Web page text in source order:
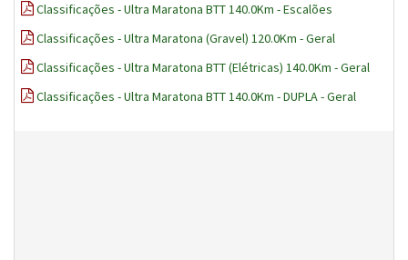
Classificações - Ultra Maratona BTT 140.0Km - Escalões
Classificações - Ultra Maratona (Gravel) 120.0Km - Geral
Classificações - Ultra Maratona BTT (Elétricas) 140.0Km - Geral
Classificações - Ultra Maratona BTT 140.0Km - DUPLA - Geral